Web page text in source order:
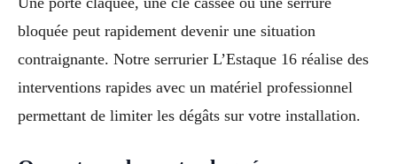
bloquée peut rapidement devenir une situation
contraignante. Notre serrurier L’Estaque 16 réalise des
interventions rapides avec un matériel professionnel
permettant de limiter les dégâts sur votre installation.